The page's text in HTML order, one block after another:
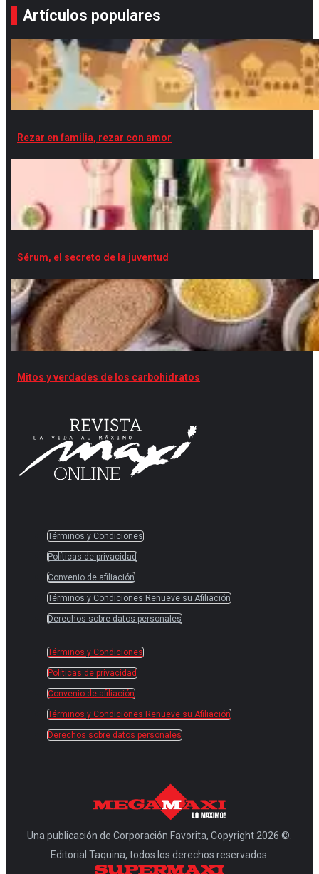
Artículos populares
Rezar en familia, rezar con amor
Sérum, el secreto de la juventud
Mitos y verdades de los carbohidratos
Términos y Condiciones
Políticas de privacidad
Convenio de afiliación
Términos y Condiciones Renueve su Afiliación
Derechos sobre datos personales
Términos y Condiciones
Políticas de privacidad
Convenio de afiliación
Términos y Condiciones Renueve su Afiliación
Derechos sobre datos personales
Una publicación de Corporación Favorita, Copyright 2026 ©.
Editorial Taquina, todos los derechos reservados.